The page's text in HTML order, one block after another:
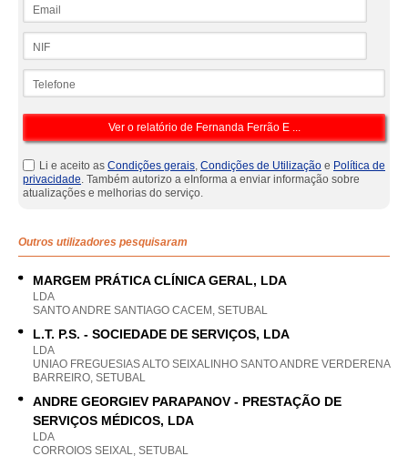
Li e aceito as Condições gerais, Condições de Utilização e Política de
privacidade. Também autorizo a eInforma a enviar informação sobre
atualizações e melhorias do serviço.
Outros utilizadores pesquisaram
MARGEM PRÁTICA CLÍNICA GERAL, LDA
LDA
SANTO ANDRE SANTIAGO CACEM, SETUBAL
L.T. P.S. - SOCIEDADE DE SERVIÇOS, LDA
LDA
UNIAO FREGUESIAS ALTO SEIXALINHO SANTO ANDRE VERDERENA
BARREIRO, SETUBAL
ANDRE GEORGIEV PARAPANOV - PRESTAÇÃO DE
SERVIÇOS MÉDICOS, LDA
LDA
CORROIOS SEIXAL, SETUBAL